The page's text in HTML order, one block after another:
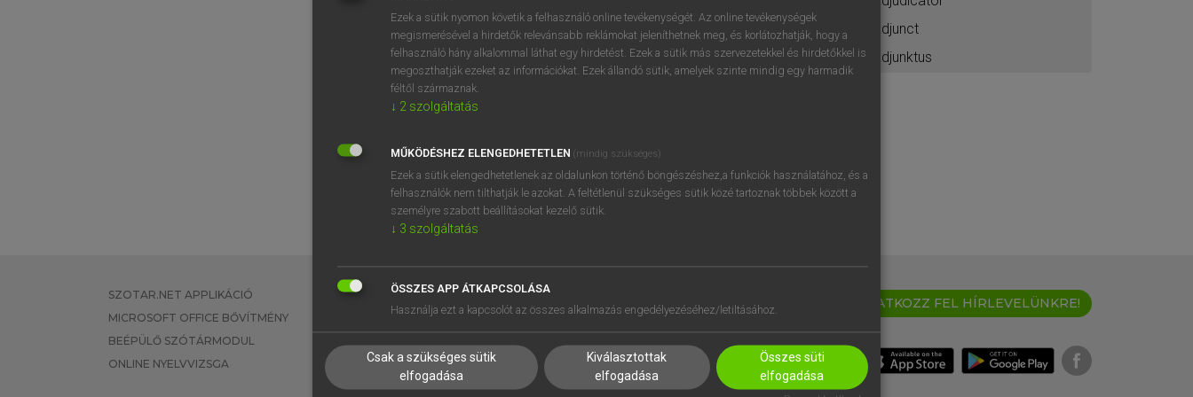
adjunct
adjunktus
SZOTAR.NET APPLIKÁCIÓ
MICROSOFT OFFICE BŐVÍTMÉNY
BEÉPÜLŐ SZÓTÁRMODUL
ONLINE NYELVVIZSGA
EGYÉNI FELHASZNÁLÓKNAK
TANULÓKNAK
VÁLLALATI MEGOLDÁSOK
SÚGÓ
RÓLUNK
SÜTI BEÁLLÍTÁSOK
IRATKOZZ FEL HÍRLEVELÜNKRE!
Ezek a sütik nyomon követik a felhasználó online tevékenységét. Az online tevékenységek
megismerésével a hirdetők relevánsabb reklámokat jeleníthetnek meg, és korlátozhatják, hogy a
felhasználó hány alkalommal láthat egy hirdetést. Ezek a sütik más szervezetekkel és hirdetőkkel is
megoszthatják ezeket az információkat. Ezek állandó sütik, amelyek szinte mindig egy harmadik
féltől származnak.
↓ 2 szolgáltatás
MŰKÖDÉSHEZ ELENGEDHETETLEN (mindig szükséges)
Ezek a sütik elengedhetetlenek az oldalunkon történő böngészéshez,a funkciók használatához, és a
felhasználók nem tilthatják le azokat. A feltétlenül szükséges sütik közé tartoznak többek között a
személyre szabott beállításokat kezelő sütik.
↓ 3 szolgáltatás
ÖSSZES APP ÁTKAPCSOLÁSA
Használja ezt a kapcsolót az összes alkalmazás engedélyezéséhez/letiltásához.
Csak a szükséges sütik
elfogadása
Kiválasztottak
elfogadása
Összes süti
elfogadása